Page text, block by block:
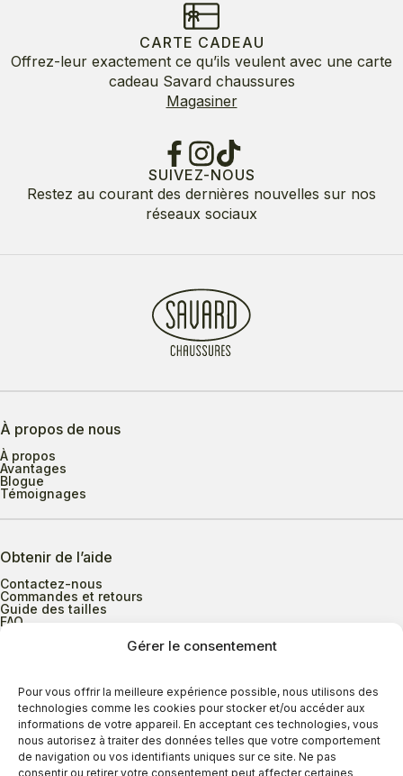
Gérer le consentement
Pour vous offrir la meilleure expérience possible, nous utilisons des
technologies comme les cookies pour stocker et/ou accéder aux
informations de votre appareil. En acceptant ces technologies, vous
nous autorisez à traiter des données telles que votre comportement
de navigation ou vos identifiants uniques sur ce site. Ne pas
consentir ou retirer votre consentement peut affecter certaines
CARTE CADEAU
Offrez-leur exactement ce qu’ils veulent avec une carte
cadeau Savard chaussures
Magasiner
SUIVEZ-NOUS
Restez au courant des dernières nouvelles sur nos
réseaux sociaux
À propos de nous
À propos
Avantages
Blogue
Témoignages
Obtenir de l’aide
Contactez-nous
Commandes et retours
Guide des tailles
FAQ
Heures d’ouverture
Lundi au mercredi
9h00 à 17h30
Jeudi
9h00 à 20h00